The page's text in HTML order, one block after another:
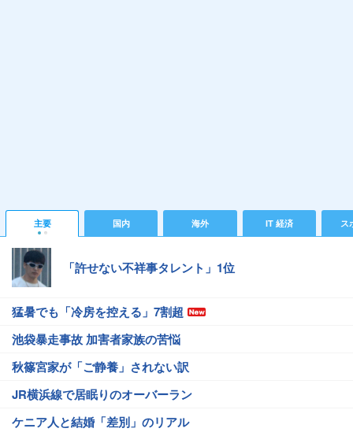
主要 国内 海外 IT 経済 ス
「許せない不祥事タレント」1位
猛暑でも「冷房を控える」7割超
池袋暴走事故 加害者家族の苦悩
秋篠宮家が「ご静養」されない訳
JR横浜線で居眠りのオーバーラン
ケニア人と結婚「差別」のリアル